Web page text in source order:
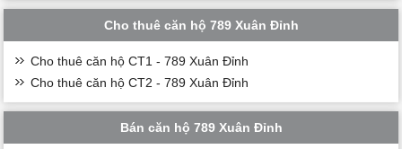
Cho thuê căn hộ 789 Xuân Đỉnh
Cho thuê căn hộ CT1 - 789 Xuân Đỉnh
Cho thuê căn hộ CT2 - 789 Xuân Đỉnh
Bán căn hộ 789 Xuân Đỉnh